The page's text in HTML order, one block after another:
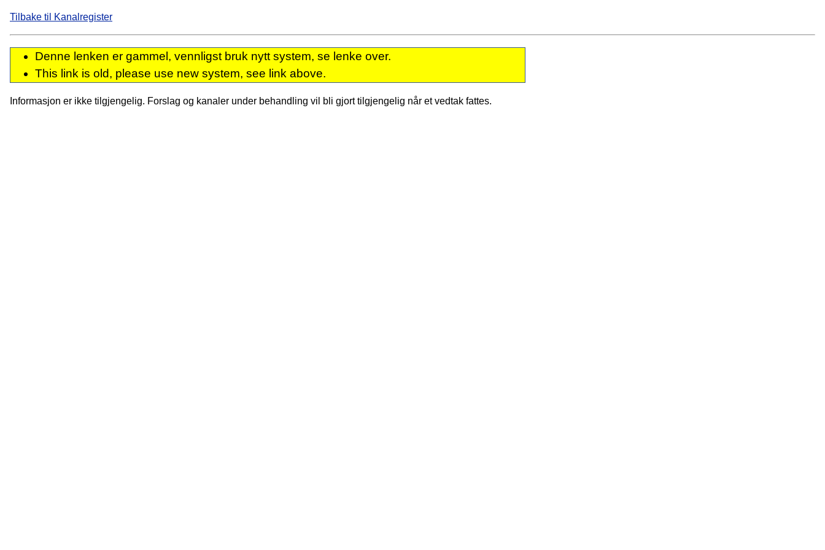
Tilbake til Kanalregister
Denne lenken er gammel, vennligst bruk nytt system, se lenke over.
This link is old, please use new system, see link above.
Informasjon er ikke tilgjengelig. Forslag og kanaler under behandling vil bli gjort tilgjengelig når et vedtak fattes.